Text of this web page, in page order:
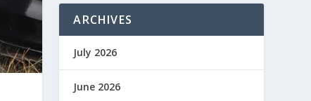
ARCHIVES
July 2026
June 2026